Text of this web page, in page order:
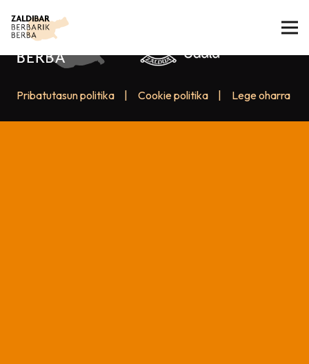
Pribatutasun politika Cookie politika Lege oharra